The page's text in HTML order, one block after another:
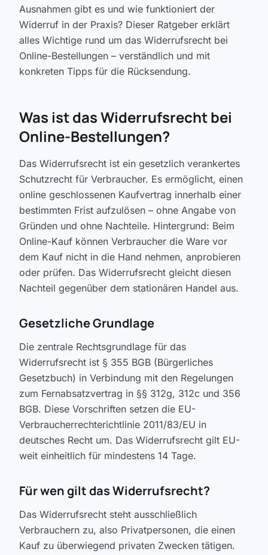
Ausnahmen gibt es und wie funktioniert der
Widerruf in der Praxis? Dieser Ratgeber erklärt
alles Wichtige rund um das Widerrufsrecht bei
Online-Bestellungen – verständlich und mit
konkreten Tipps für die Rücksendung.
Was ist das Widerrufsrecht bei
Online-Bestellungen?
Das Widerrufsrecht ist ein gesetzlich verankertes
Schutzrecht für Verbraucher. Es ermöglicht, einen
online geschlossenen Kaufvertrag innerhalb einer
bestimmten Frist aufzulösen – ohne Angabe von
Gründen und ohne Nachteile. Hintergrund: Beim
Online-Kauf können Verbraucher die Ware vor
dem Kauf nicht in die Hand nehmen, anprobieren
oder prüfen. Das Widerrufsrecht gleicht diesen
Nachteil gegenüber dem stationären Handel aus.
Gesetzliche Grundlage
Die zentrale Rechtsgrundlage für das
Widerrufsrecht ist § 355 BGB (Bürgerliches
Gesetzbuch) in Verbindung mit den Regelungen
zum Fernabsatzvertrag in §§ 312g, 312c und 356
BGB. Diese Vorschriften setzen die EU-
Verbraucherrechterichtlinie 2011/83/EU in
deutsches Recht um. Das Widerrufsrecht gilt EU-
weit einheitlich für mindestens 14 Tage.
Für wen gilt das Widerrufsrecht?
Das Widerrufsrecht steht ausschließlich
Verbrauchern zu, also Privatpersonen, die einen
Kauf zu überwiegend privaten Zwecken tätigen.